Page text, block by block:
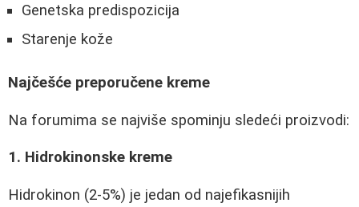
Genetska predispozicija
Starenje kože
Najčešće preporučene kreme
Na forumima se najviše spominju sledeći proizvodi:
1. Hidrokinonske kreme
Hidrokinon (2-5%) je jedan od najefikasnijih